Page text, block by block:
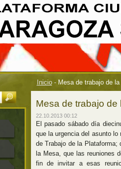
Inicio - Mesa de trabajo de
Mesa de trabajo de
22.10.2013 00:12
El pasado sábado día
que la urgencia del asunto
de Trabajo de la Plataforma;
la Mesa, que las reuniones
fin de invitar a esas